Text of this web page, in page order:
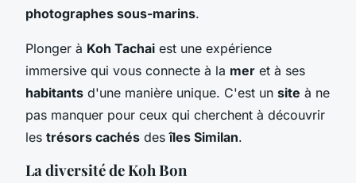
photographes sous-marins.
Plonger à Koh Tachai est une expérience
immersive qui vous connecte à la mer et à ses
habitants d'une manière unique. C'est un site à ne
pas manquer pour ceux qui cherchent à découvrir
les trésors cachés desîles Similan.
La diversité de Koh Bon